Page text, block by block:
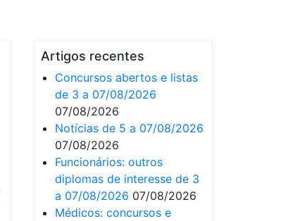
Artigos recentes
Concursos abertos e listas
de 3 a 07/08/2026
07/08/2026
Notícias de 5 a 07/08/2026
07/08/2026
Funcionários: outros
diplomas de interesse de 3
a 07/08/2026 07/08/2026
Médicos: concursos e